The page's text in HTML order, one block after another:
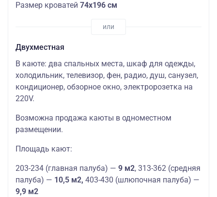
Размер кроватей 74х196 см
Двухместная
В каюте: два спальных места, шкаф для одежды,
холодильник, телевизор, фен, радио, душ, санузел,
кондиционер, обзорное окно, электророзетка на
220V.
Возможна продажа каюты в одноместном
размещении.
Площадь кают:
203-234 (главная палуба) — 9 м2, 313-362 (средняя
палуба) — 10,5 м2, 403-430 (шлюпочная палуба) —
9,9 м2